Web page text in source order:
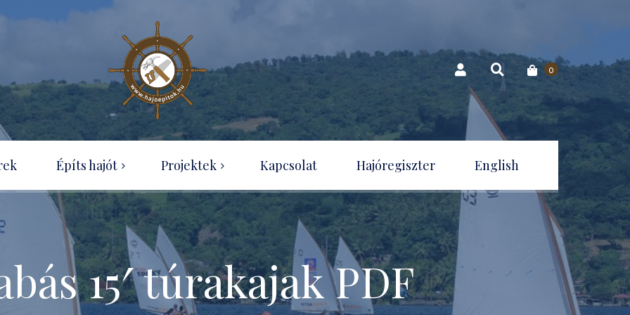
0
Építs hajót
Hajótípusok
Útmutatók rendelése
Ingyenesen letölthető
építési útmutatók
Projektek
Wood-canvas kenu
Ness Boat projekt
Optimist építése házilag
SecPerc kenu – projekt
Eureka 155 projekt
Kapcsolat Hajóregiszter English
15′ túrakajak PDF